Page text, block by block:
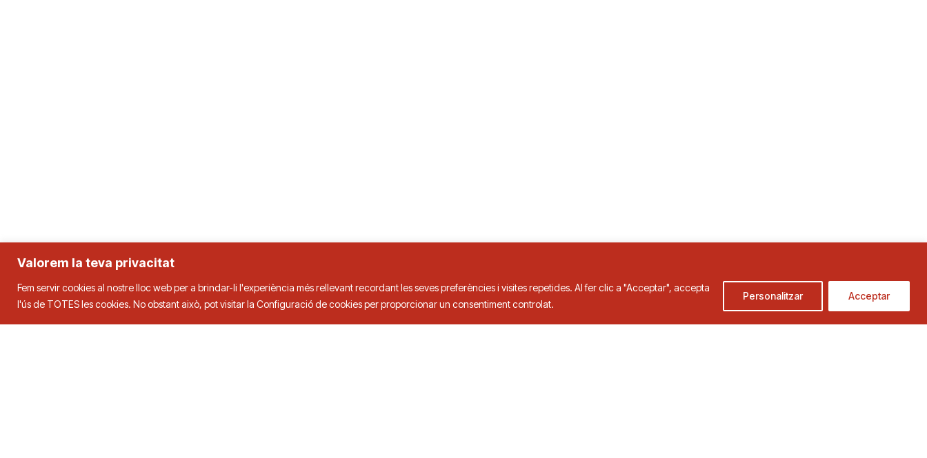
Valorem la teva privacitat
Fem servir cookies al nostre lloc web per a brindar-li l'experiència més rellevant recordant les seves preferències i visites repetides. Al fer clic a "Acceptar", accepta
l'ús de TOTES les cookies. No obstant això, pot visitar la Configuració de cookies per proporcionar un consentiment controlat.
Personalitzar Acceptar
Federació Catalana de Tennis de Taula